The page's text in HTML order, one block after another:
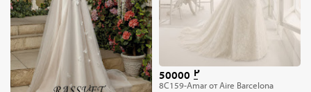
50000
8C159-Amar от Aire Barcelona